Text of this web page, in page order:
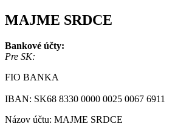
MAJME SRDCE
Bankové účty:
Pre SK:
FIO BANKA
IBAN: SK68 8330 0000 0025 0067 6911
Názov účtu: MAJME SRDCE